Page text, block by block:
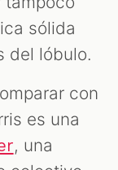
sólida
del lóbulo.
con
es una
, una